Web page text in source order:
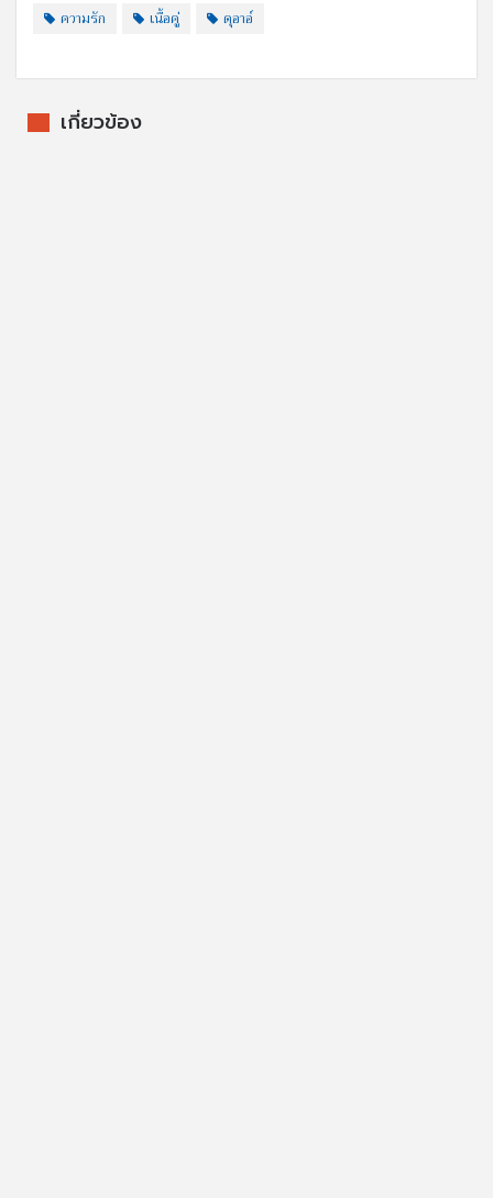
ความรัก เนื้อคู่ ดุอาอ์
เกี่ยวข้อง